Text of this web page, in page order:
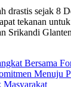
drastis sejak 8
tekanan
Srikandi
Bersama
Menuju
Masyarakat